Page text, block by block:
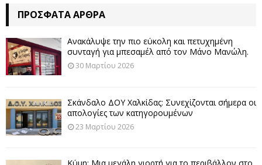
ΠΡΌΣΦΑΤΑ ΆΡΘΡΑ
Ανακάλυψε την πιο εύκολη και πετυχημένη
συνταγή για μπεσαμέλ από τον Μάνο Μανώλη.
30 Μαρτίου 2026
Σκάνδαλο ΔΟΥ Χαλκίδας: Συνεχίζονται σήμερα οι
απολογίες των κατηγορουμένων
23 Μαρτίου 2026